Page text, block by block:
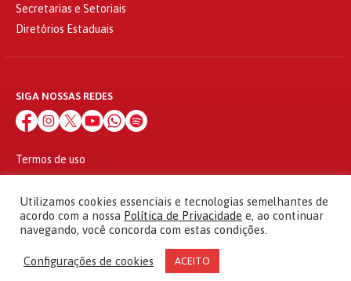
Secretarias e Setoriais
Diretórios Estaduais
SIGA NOSSAS REDES
Termos de uso
Política de privacidade
© 2010 - 2026
Partido dos Trabalhadores Todos os direitos reservados
Utilizamos cookies essenciais e tecnologias semelhantes de
acordo com a nossa Política de Privacidade e, ao continuar
navegando, você concorda com estas condições.
Configurações de cookies ACEITO